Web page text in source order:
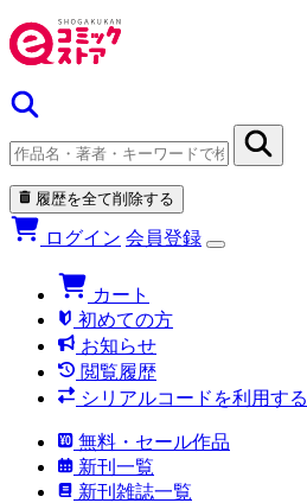
履歴を全て削除する
ログイン 会員登録
カート
初めての方
お知らせ
閲覧履歴
シリアルコードを利用する
無料・セール作品
新刊一覧
新刊雑誌一覧